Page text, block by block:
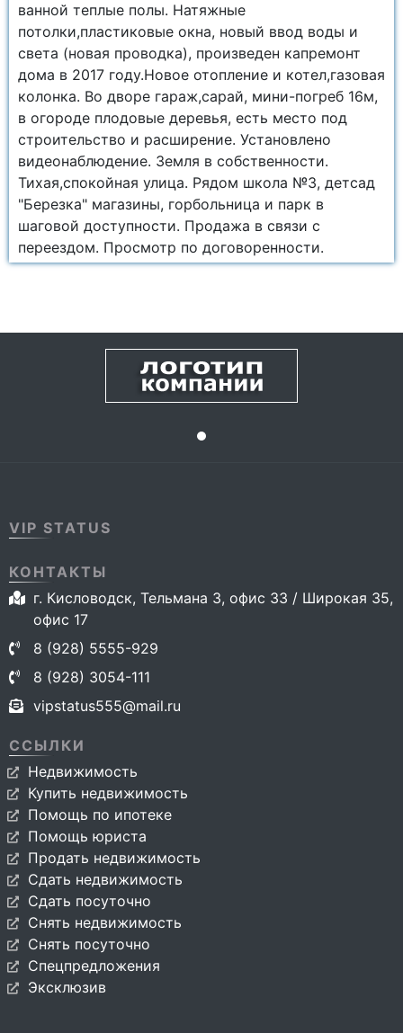
ванной теплые полы. Натяжные
потолки,пластиковые окна, новый ввод воды и
света (новая проводка), произведен капремонт
дома в 2017 году.Новое отопление и котел,газовая
колонка. Во дворе гараж,сарай, мини-погреб 16м,
в огороде плодовые деревья, есть место под
строительство и расширение. Установлено
видеонаблюдение. Земля в собственности.
Тихая,спокойная улица. Рядом школа №3, детсад
"Березка" магазины, горбольница и парк в
шаговой доступности. Продажа в связи с
переездом. Просмотр по договоренности.
VIP STATUS
КОНТАКТЫ
г. Кисловодск, Тельмана 3, офис 33 / Широкая 35,
офис 17
8 (928) 5555-929
8 (928) 3054-111
vipstatus555@mail.ru
ССЫЛКИ
Недвижимость
Купить недвижимость
Помощь по ипотеке
Помощь юриста
Продать недвижимость
Сдать недвижимость
Сдать посуточно
Снять недвижимость
Снять посуточно
Спецпредложения
Эксклюзив